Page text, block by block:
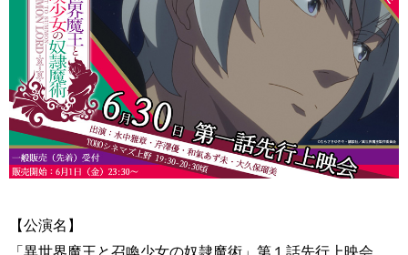
【公演名】
「異世界魔王と召喚少女の奴隷魔術」第１話先行上映会